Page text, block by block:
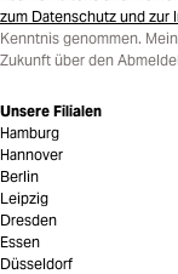
zum Datenschutz und zur
Kenntnis genommen.
Zukunft über den
Unsere Filialen
Hamburg
Hannover
Berlin
Leipzig
Dresden
Essen
Düsseldorf